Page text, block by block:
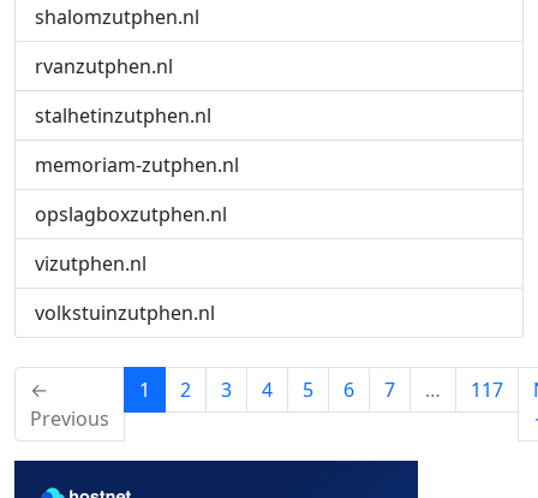
shalomzutphen.nl
rvanzutphen.nl
stalhetinzutphen.nl
memoriam-zutphen.nl
opslagboxzutphen.nl
vizutphen.nl
volkstuinzutphen.nl
←
Previous
1 (current)
2 3 4 5 6 7 … 117